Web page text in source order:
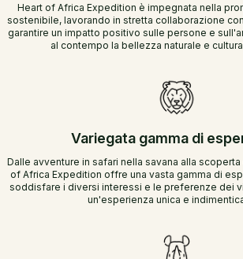
Heart of Africa Expedition è impegnata nella
sostenibile, lavorando in stretta collaborazione
garantire un impatto positivo sulle persone e
al contempo la bellezza naturale e
Variegata gamma di
Dalle avventure in safari nella savana alla
of Africa Expedition offre una vasta gamma di
soddisfare i diversi interessi e le preferenze dei
un'esperienza unica e